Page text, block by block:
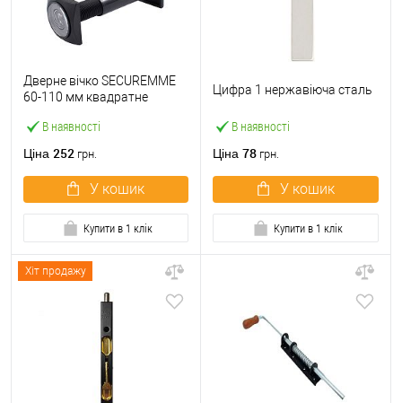
В наявності
Дверне вічко SECUREMME
60-110 мм квадратне
Ціна 252 грн.
У кошик
Купити в 1 клік
В наявності
Цифра 1 нержавіюча сталь
Ціна 78 грн.
У кошик
Купити в 1 клік
Хіт продажу